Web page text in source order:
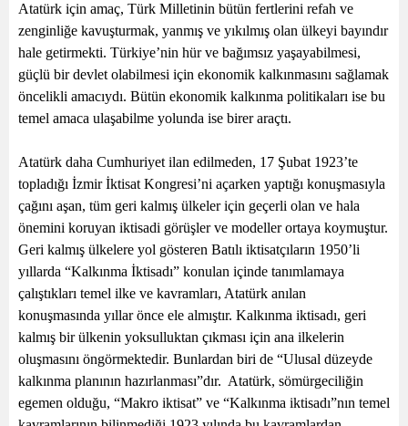
Atatürk için amaç, Türk Milletinin bütün fertlerini refah ve
zenginliğe kavuşturmak, yanmış ve yıkılmış olan ülkeyi bayındır
hale getirmekti. Türkiye’nin hür ve bağımsız yaşayabilmesi,
güçlü bir devlet olabilmesi için ekonomik kalkınmasını sağlamak
öncelikli amacıydı. Bütün ekonomik kalkınma politikaları ise bu
temel amaca ulaşabilme yolunda ise birer araçtı.
Atatürk daha Cumhuriyet ilan edilmeden, 17 Şubat 1923’te
topladığı İzmir İktisat Kongresi’ni açarken yaptığı konuşmasıyla
çağını aşan, tüm geri kalmış ülkeler için geçerli olan ve hala
önemini koruyan iktisadi görüşler ve modeller ortaya koymuştur.
Geri kalmış ülkelere yol gösteren Batılı iktisatçıların 1950’li
yıllarda “Kalkınma İktisadı” konulan içinde tanımlamaya
çalıştıkları temel ilke ve kavramları, Atatürk anılan
konuşmasında yıllar önce ele almıştır. Kalkınma iktisadı, geri
kalmış bir ülkenin yoksulluktan çıkması için ana ilkelerin
oluşmasını öngörmektedir. Bunlardan biri de “Ulusal düzeyde
kalkınma planının hazırlanması”dır. Atatürk, sömürgeciliğin
egemen olduğu, “Makro iktisat” ve “Kalkınma iktisadı”nın temel